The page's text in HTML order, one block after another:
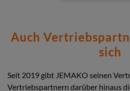
Auch
sich
Seit 2019 gibt JEMAKO seinen
Vertriebspartnern darüber hinaus